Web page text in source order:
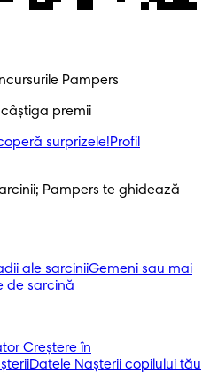
Pampers
câștiga premii
surprizele!​Profil
Pampers te ghidează
ale sarciniiGemeni sau mai
de sarcină
Creștere în
Datele Nașterii copilului tău